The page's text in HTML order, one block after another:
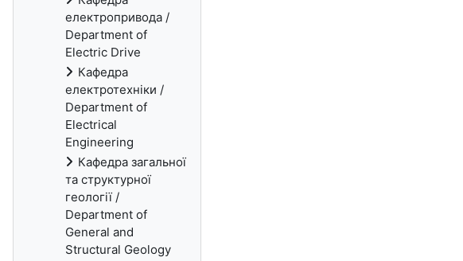
електропривода /
Department of
Electric Drive
Кафедра
електротехніки /
Department of
Electrical
Engineering
Кафедра загальної
та структурної
геології /
Department of
General and
Structural Geology